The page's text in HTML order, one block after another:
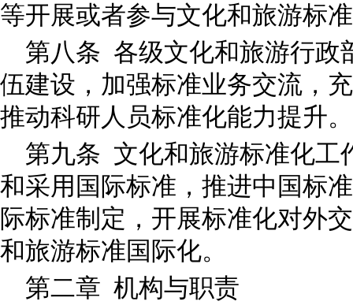
等开展或者参与文化和旅游标
第八条 各级文化和旅游行政
伍建设，加强标准业务交流，
推动科研人员标准化能力提升
第九条 文化和旅游标准化工
和采用国际标准，推进中国标
际标准制定，开展标准化对外
和旅游标准国际化。
第二章 机构与职责